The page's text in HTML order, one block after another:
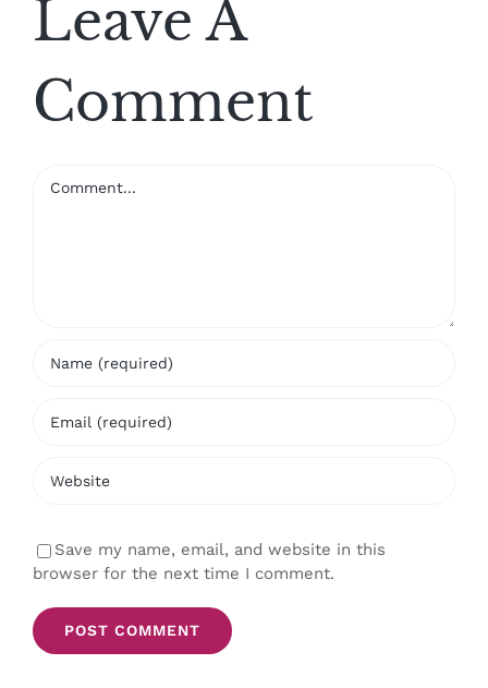
Leave A
Comment
Save my name, email, and website in this
browser for the next time I comment.